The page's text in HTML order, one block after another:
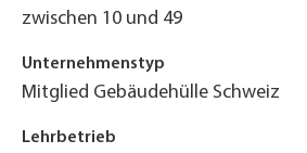
zwischen 10 und 49
Unternehmenstyp
Mitglied Gebäudehülle Schweiz
Lehrbetrieb